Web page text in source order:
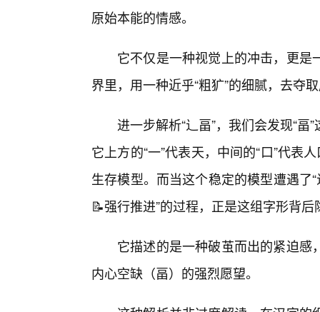
原始本能的情感。
它不仅是一种视觉上的冲击，更
界里，用一种近乎“粗犷”的细腻，去夺
进一步解析“辶畐”，我们会发现“
它上方的“一”代表天，中间的“口”代表
生存模型。而当这个稳定的模型遭遇了
📝强行推进”的过程，正是这组字形背
它描述的是一种破茧而出的紧迫
内心空缺（畐）的强烈愿望。